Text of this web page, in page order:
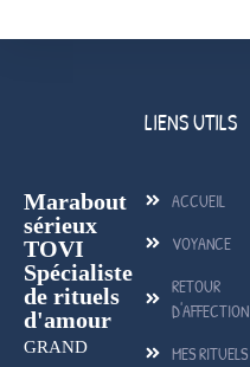
Marabout
sérieux
TOVI
Spécialiste
de rituels
d'amour
GRAND
LIENS UTILS
ACCUEIL
VOYANCE
RETOUR
D'AFFECTION
MES RITUELS